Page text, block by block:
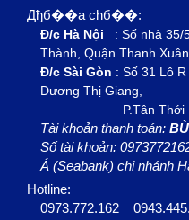
Дђб��a chб��:
Đ/c Hà Nội : Số nhà
Thành, Quận Thanh
Đ/c Sài Gòn : Số 31 Lô
Dương Thị Giang,
P.Tân Thới Nhất,
Tài khoản thanh toán:
Số tài khoản:
Á (Seabank) chi nhánh
Hotline:
0973.772.162